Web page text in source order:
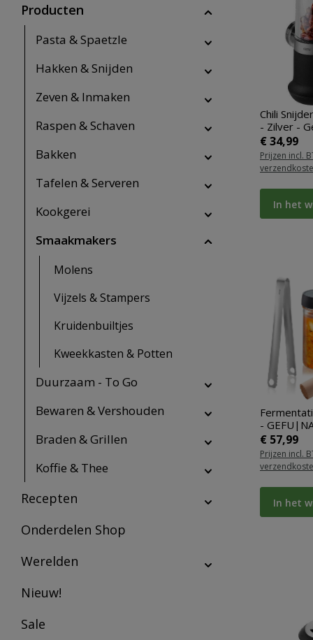
Producten
Pasta & Spaetzle
Hakken & Snijden
Zeven & Inmaken
Raspen & Schaven
Bakken
Tafelen & Serveren
Kookgerei
Smaakmakers
Molens
Vijzels & Stampers
Kruidenbuiltjes
Kweekkasten & Potten
Duurzaam - To Go
Bewaren & Vershouden
Braden & Grillen
Koffie & Thee
Recepten
Onderdelen Shop
Werelden
Nieuw!
Sale
Chili
- Zilver -
Normale
€ 34,99
Prijzen incl.
In het
-
Normale
€ 57,99
Prijzen incl.
In het